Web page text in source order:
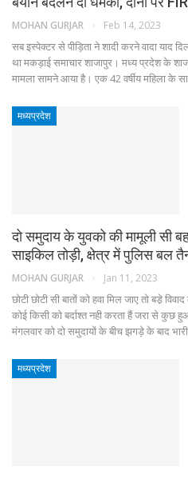
MOHAN GURJAR Feb 14, 2023
सब इस्पेक्टर से पीड़िता ने शादी करने वादा याद
था मकड़ाई समाचार शाजापुर। मध्य प्रदेश के
मामला सामने आया है। एक 42 वर्षीय महिला के
मध्यप्रदेश
दो समुदाय के युवको की मामूली सी
साइकिल तोड़ी, क्षेत्र में पुलिस बल
MOHAN GURJAR Jan 11, 2023
छोटी छोटी सी बातों को हवा मिल जाए तो बडे़
कोई किसी को बर्दाश्त नही करता हैं जरा से कुछ
मंगलवार को दो समुदायों के बीच झगड़े के बाद
मध्यप्रदेश